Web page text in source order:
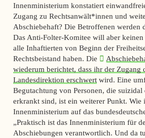
Innenministerium konstatiert
Zugang zu Rechtsanwält*innen und
Abschiebehaft? Die Betroffenen werden
Das Anti-Folter-Komitee will aber
alle Inhaftierten von Beginn der
Rechtsbeistand haben. Die
wiederum berichtet, dass ihr der Zugang
Landesdirektion erschwertwird. Eine
Begutachtung von Personen, die suizidal
erkrankt sind, ist ein weiterer Punkt. Wie
Innenministerium auf das
„Praktisch ist das Innenministerium für
Abschiebungen verantwortlich. Und da